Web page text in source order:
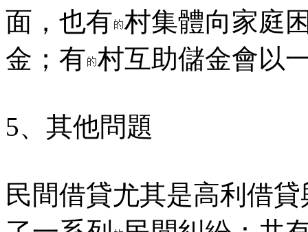
面，也有 村集體向家庭
金；有 村互助儲金會以
5、其他問題
民間借貸尤其是高利借